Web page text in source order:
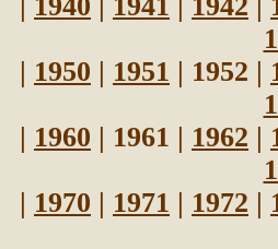
| 1950 | 1951 | 1952 |
| 1960 | 1961 | 1962 |
| 1970 | 1971 | 1972 |